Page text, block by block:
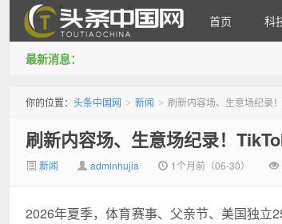
首页 科
最新消息：
你的位置： 头条中国网 > 新闻 > 刷新内容场、生意场纪录
刷新内容场、生意场纪录！
新闻 adminhujia 1个月前（06-30）
2026年夏季，体育赛事、父亲节、美国独立